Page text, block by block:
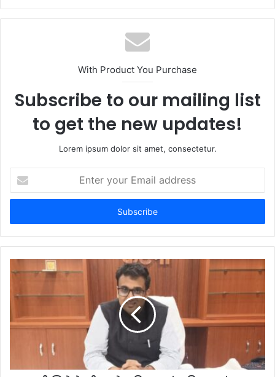
b
s
i
e
With Product You Purchase
Subscribe to our mailing list
to get the new updates!
Lorem ipsum dolor sit amet, consectetur.
t
r
y
i
d